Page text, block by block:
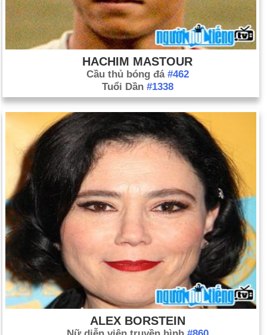
HACHIM MASTOUR
Cầu thủ bóng đá #462
Tuổi Dần #1338
ALEX BORSTEIN